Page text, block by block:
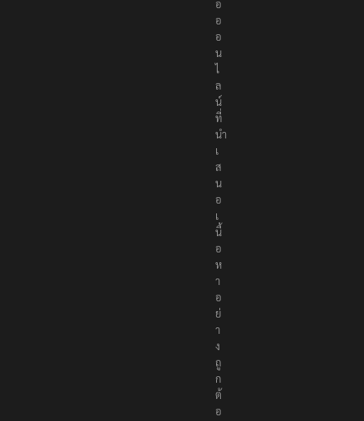
น
สื่
อ
อ
อ
น
ไ
ล
น์
ที่
นำ
เ
ส
น
อ
เ
นื้
อ
ห
า
อ
ย่
า
ง
ถู
ก